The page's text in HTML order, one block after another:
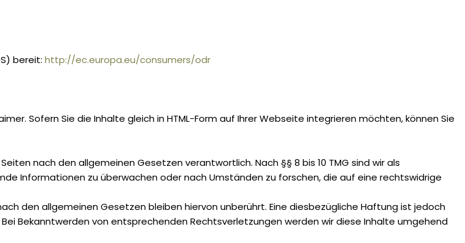
bereit: http://ec.europa.eu/consumers/odr
Sofern Sie die Inhalte gleich in HTML-Form auf Ihrer Webseite integrieren möchten, können Sie
nach den allgemeinen Gesetzen verantwortlich. Nach §§ 8 bis 10 TMG sind wir als
Informationen zu überwachen oder nach Umständen zu forschen, die auf eine rechtswidrige
den allgemeinen Gesetzen bleiben hiervon unberührt. Eine diesbezügliche Haftung ist jedoch
Bekanntwerden von entsprechenden Rechtsverletzungen werden wir diese Inhalte umgehend